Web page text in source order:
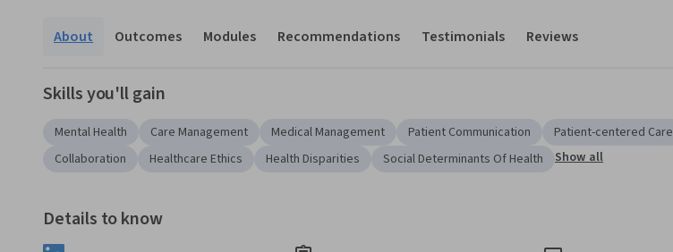
About Outcomes Modules Recommendations Testimonials Reviews
Skills you'll gain
Mental Health Care Management Medical Management Patient Communication
Patient-centered Care
Collaboration
Healthcare Ethics Health Disparities Social Determinants Of Health Show all
Details to know